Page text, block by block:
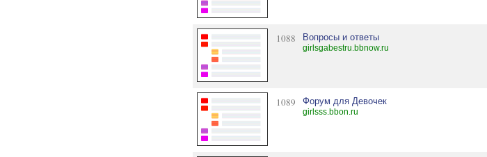
1088 Вопросы и ответы
girlsgabestru.bbnow.ru
1089 Форум для Девочек
girlsss.bbon.ru